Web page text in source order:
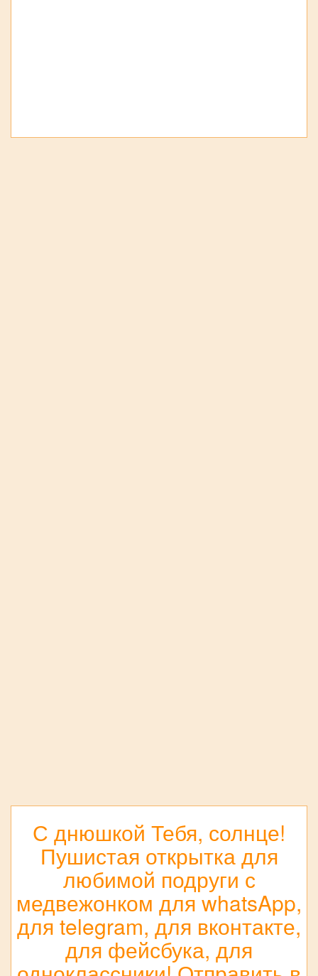
С днюшкой Тебя, солнце!
Пушистая открытка для
любимой подруги с
медвежонком для whatsApp,
для telegram, для вконтакте,
для фейсбука, для